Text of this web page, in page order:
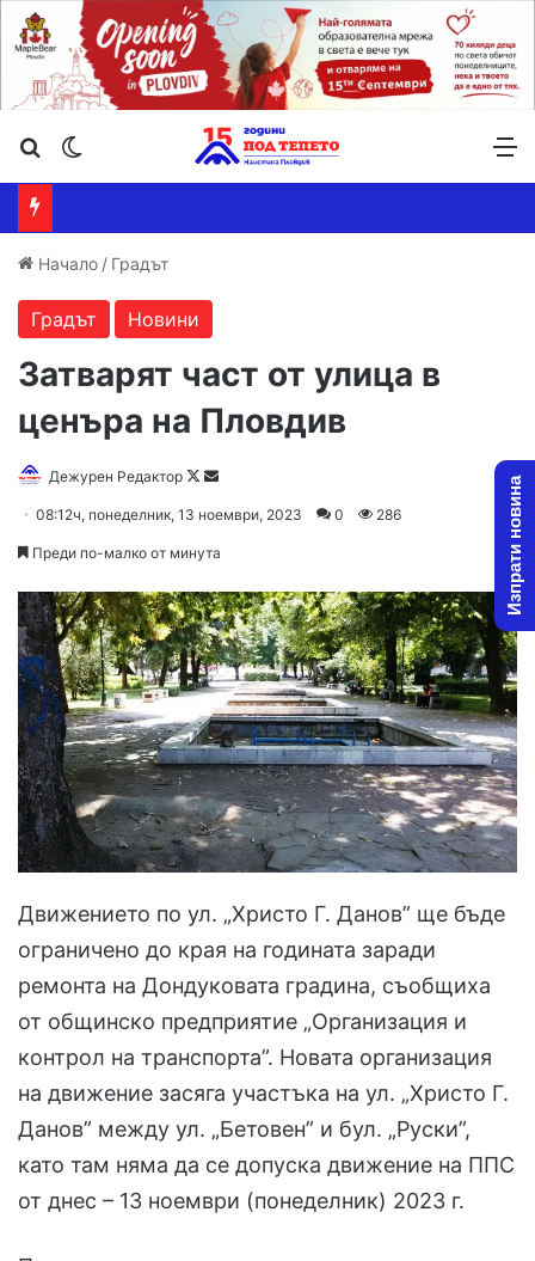
Търсене ...
Начало / Градът
Градът Новини
Затварят част от улица в
ценъра на Пловдив
Дежурен Редактор
Follow
Send
08:12ч, понеделник, 13 ноември, 2023 0 286
Преди по-малко от минута
Движението по ул. „Христо Г. Данов” ще бъде
ограничено до края на годината заради
ремонта на Дондуковата градина, съобщиха
от общинско предприятие „Организация и
контрол на транспорта”. Новата организация
на движение засяга участъка на ул. „Христо Г.
Данов” между ул. „Бетовен” и бул. „Руски”,
като там няма да се допуска движение на ППС
от днес – 13 ноември (понеделник) 2023 г.
Изпрати новина